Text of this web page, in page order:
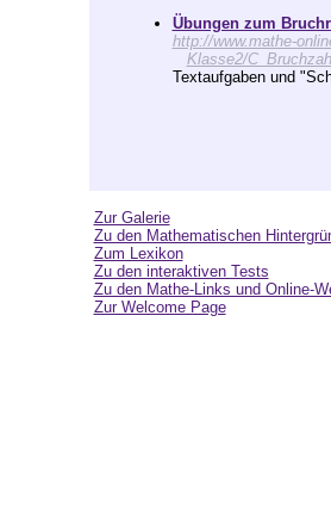
Übungen zum
http://www.mathe-
Klasse2/
Textaufgaben und
Zur Galerie
Zu den Mathematischen
Zum Lexikon
Zu den interaktiven Tests
Zu den Mathe-Links und Online-
Zur Welcome Page